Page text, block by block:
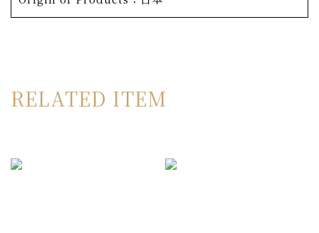
き詰められたダイヤモンド。
を設け、たとえハイグレードのダイヤモンドでも、光りの
ドは、一流のクラフトマンによってセッティングされま
RELATED ITEM